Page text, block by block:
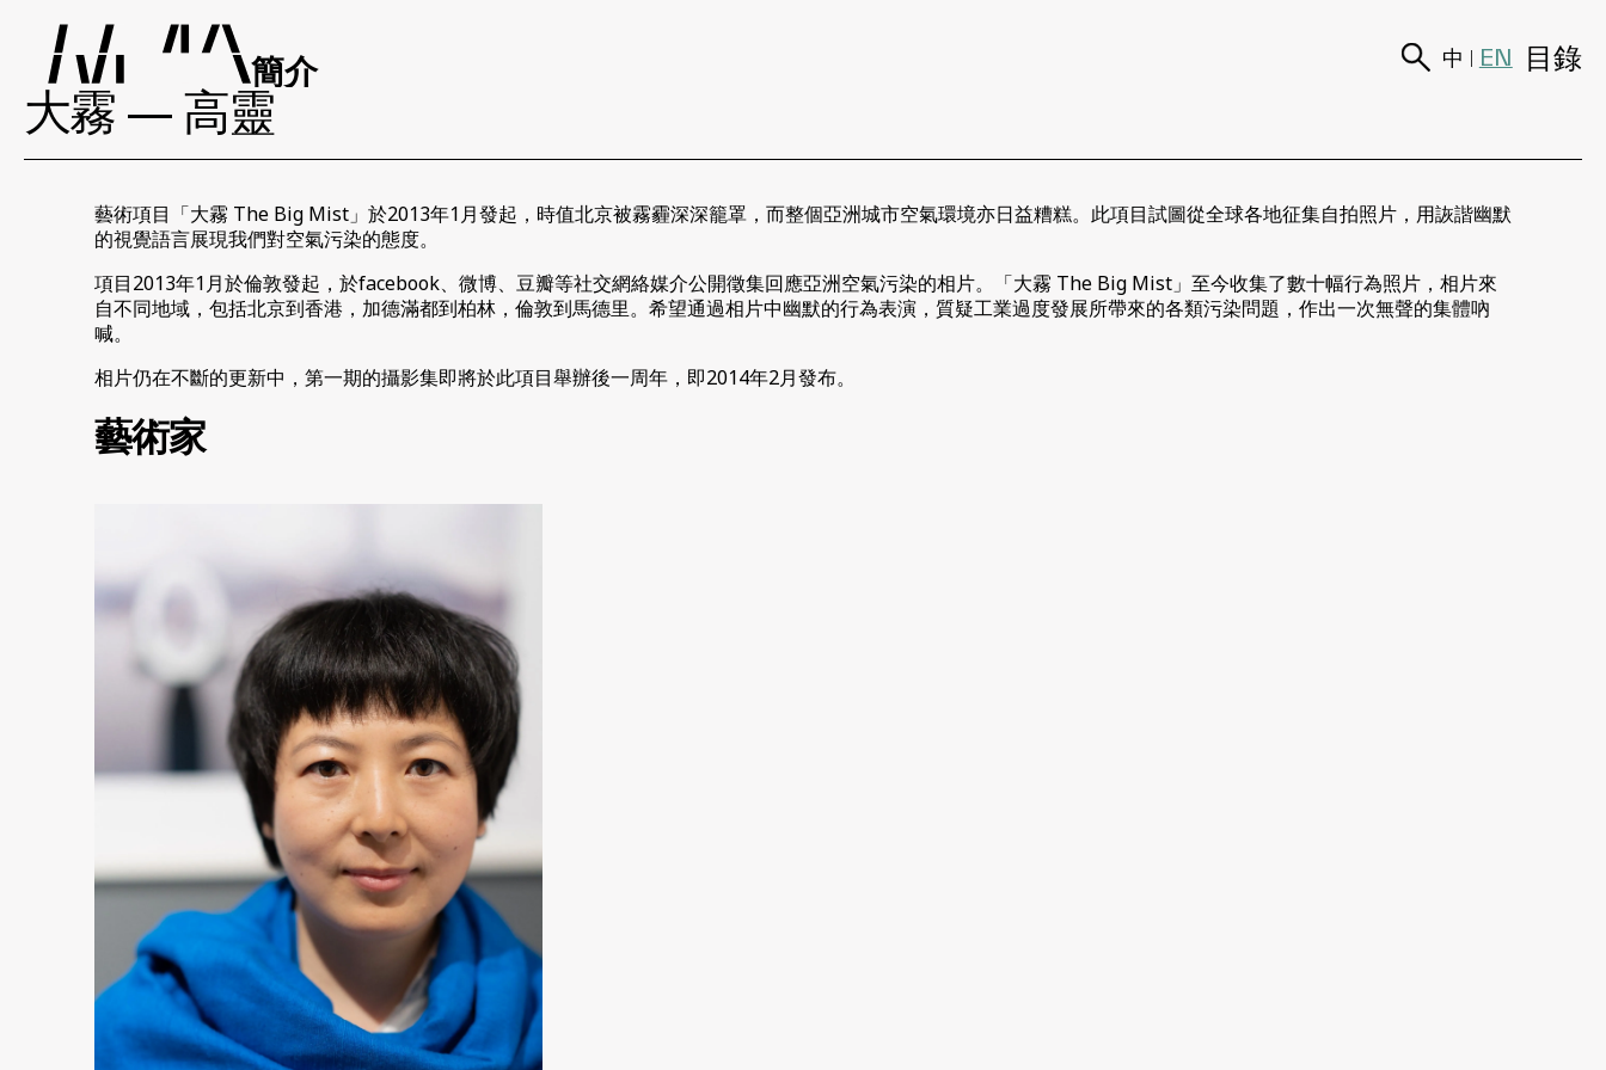
簡介
大霧 — 高靈
中 | EN 目錄
藝術項目「大霧 The Big Mist」於2013年1月發起，時值北京被霧霾深深籠罩，而整個亞洲城市空氣環境亦日益糟糕。此項目試圖從全球各地征集自拍照片，用詼諧幽默
的視覺語言展現我們對空氣污染的態度。
項目2013年1月於倫敦發起，於facebook、微博、豆瓣等社交網絡媒介公開徵集回應亞洲空氣污染的相片。「大霧 The Big Mist」至今收集了數十幅行為照片，相片來
自不同地域，包括北京到香港，加德滿都到柏林，倫敦到馬德里。希望通過相片中幽默的行為表演，質疑工業過度發展所帶來的各類污染問題，作出一次無聲的集體吶
喊。
相片仍在不斷的更新中，第一期的攝影集即將於此項目舉辦後一周年，即2014年2月發布。
藝術家